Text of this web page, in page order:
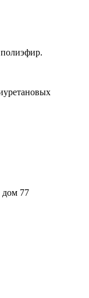
дом 77